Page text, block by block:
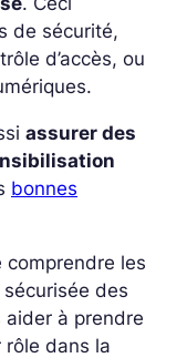
de sécurité,
d’accès, ou
assurer des
bonnes
les
des
à prendre
rôle dans la